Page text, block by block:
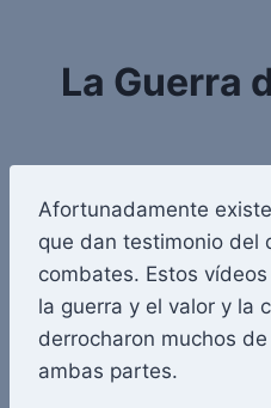
contenidoLa Guerra
Afortunadamente
que dan testimonio del
combates. Estos
la guerra y el valor y la
derrocharon muchos
ambas partes.